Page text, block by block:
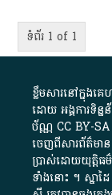
ទំព័រ 1 of 1
ខ្លឹមសារ​នៅ​ក្នុង​គ
ដោយ​ អង្គការ​ទិន្ន
ប័ណ្ណ​CC BY-
ចេញពី​សារព័ត៌មា
ប្រាស់​ដោយ​យុត្តិធម៌​
ទាំង​នោះ​ ។​ ស្នា